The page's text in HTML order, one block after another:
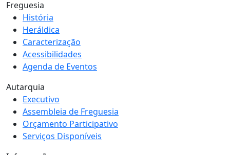
Freguesia
História
Heráldica
Caracterização
Acessibilidades
Agenda de Eventos
Autarquia
Executivo
Assembleia de Freguesia
Orçamento Participativo
Serviços Disponíveis